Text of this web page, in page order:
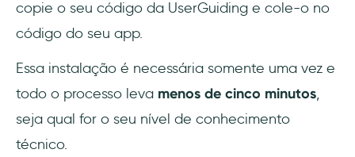
copie o seu código da UserGuiding e cole-o no
código do seu app.
Essa instalação é necessária somente uma vez e
todo o processo leva menos de cinco minutos,
seja qual for o seu nível de conhecimento
técnico.